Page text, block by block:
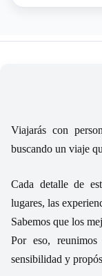
Viajarás con
buscando un viaje
Cada detalle de
lugares, las
Sabemos que los
Por eso,
sensibilidad y